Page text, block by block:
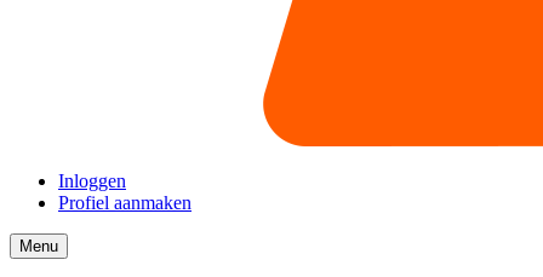
Inloggen
Profiel aanmaken
MenuMenu
collapsed